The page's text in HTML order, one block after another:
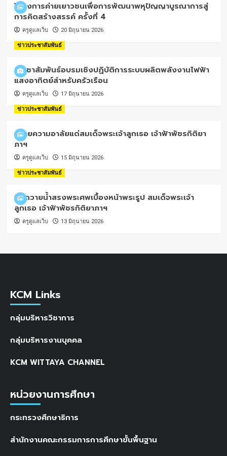
โครงการค่ายเยาวชนเพื่อการพัฒนาพหุปัญญาบูรณาการสู่
การคิดสร้างสรรค์ ครั้งที่ 4
ครูดูแลเว็บ 20 มิถุนายน 2026
ข่าวประชาสัมพันธ์
ประชาสัมพันธ์อบรมเชิงปฏิบัติการระบบผลิตพลังงานไฟฟ้า
แสงอาทิตย์สำหรับครัวเรือน
ครูดูแลเว็บ 17 มิถุนายน 2026
ข่าวประชาสัมพันธ์
ถวายความอาลัยแด่สมเด็จพระเจ้าลูกเธอ เจ้าฟ้าพัชรกิติยา
ภาฯ
ครูดูแลเว็บ 15 มิถุนายน 2026
ข่าวประชาสัมพันธ์
พิธีถวายน้ำสรงพระศพเบื้องหน้าพระรูป สมเด็จพระเจ้า
ลูกเธอ เจ้าฟ้าพัชรกิติยาภาฯ
ครูดูแลเว็บ 13 มิถุนายน 2026
KCM Links
กลุ่มบริหารวิชาการ
กลุ่มบริหารงานบุคคล
KCM WITTAYA CHANNEL
หน่วยงานการศึกษา
กระทรวงศึกษาธิการ
สำนักงานคณะกรรมการการศึกษาขั้นพื้นฐาน